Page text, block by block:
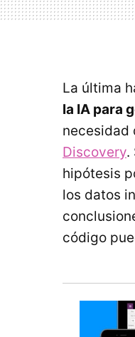
La última
la IA para
necesidad
Discovery.
hipótesis
los datos
código